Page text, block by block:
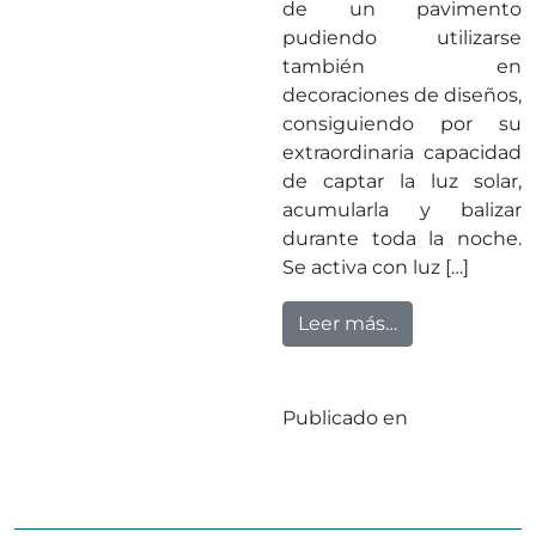
de un pavimento
pudiendo utilizarse
también en
decoraciones de diseños,
consiguiendo por su
extraordinaria capacidad
de captar la luz solar,
acumularla y balizar
durante toda la noche.
Se activa con luz […]
Leer más…
Publicado en